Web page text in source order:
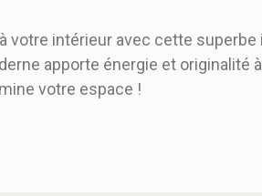
intérieur avec cette
apporte énergie et originalité
votre espace !